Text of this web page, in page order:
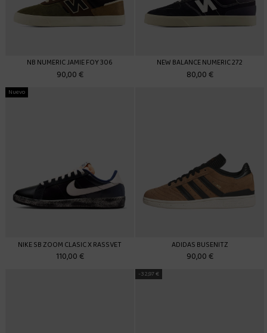
NB NUMERIC JAMIE FOY 306
90,00 €
NEW BALANCE NUMERIC 272
80,00 €
Nuevo
NIKE SB ZOOM CLASIC X RASSVET
110,00 €
ADIDAS BUSENITZ
90,00 €
-32,97 €